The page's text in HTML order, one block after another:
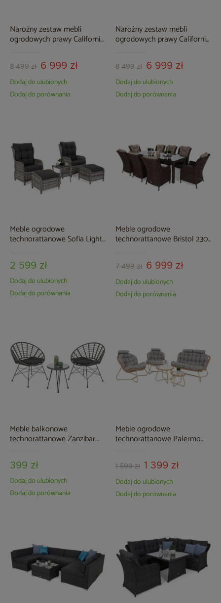
Narożny zestaw mebli
ogrodowych prawy California
8 499 zł 6 999 zł
Dodaj do ulubionych
Dodaj do porównania
Narożny zestaw mebli
ogrodowych prawy California
8 499 zł 6 999 zł
Dodaj do ulubionych
Dodaj do porównania
Meble ogrodowe
technorattanowe Sofia Light
2 599 zł
Dodaj do ulubionych
Dodaj do porównania
Meble ogrodowe
technorattanowe Bristol 230
Melange 8+1
7 499 zł 6 999 zł
Dodaj do ulubionych
Dodaj do porównania
Meble balkonowe
technorattanowe Zanzibar
399 zł
Dodaj do ulubionych
Dodaj do porównania
Meble ogrodowe
technorattanowe Palermo
1 599 zł 1 399 zł
Dodaj do ulubionych
Dodaj do porównania